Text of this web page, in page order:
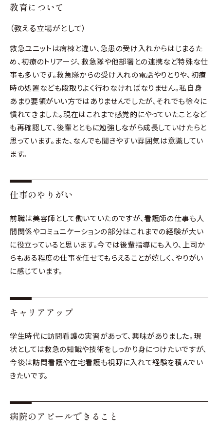
教育について
（教える立場がとして）
救急ユニットは病棟と違い、急患の受け入れからはじまるた
め、初療のトリアージ、救急隊や他部署との連携など特殊な仕
事も多いです。救急隊からの受け入れの電話やりとりや、初療
時の処置なども段取りよく行わなければなりません。私自身
あまり要領がいい方ではありませんでしたが、それでも徐々に
慣れてきました。現在はこれまで感覚的にやっていたことなど
も再確認して、後輩とともに勉強しながら成長していけたらと
思っています。また、なんでも聞きやすい雰囲気は意識してい
ます。
仕事のやりがい
前職は美容師として働いていたのですが、看護師の仕事も人
間関係やコミュニケーションの部分はこれまでの経験が大い
に役立っていると思います。今では後輩指導にも入り、上司か
らもある程度の仕事を任せてもらえることが嬉しく、やりがい
に感じています。
キャリアアップ
学生時代に訪問看護の実習があって、興味がありました。現
状としては救急の知識や技術をしっかり身につけたいですが、
今後は訪問看護や在宅看護も視野に入れて経験を積んでい
きたいです。
病院のアピールできること